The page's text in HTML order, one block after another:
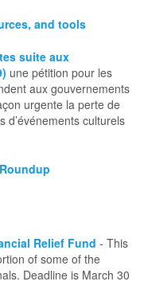
and tools
suite aux
une pétition pour les
aux gouvernements
urgente la perte de
d’événements culturels
Relief Fund - This
of some of the
Deadline is March 30